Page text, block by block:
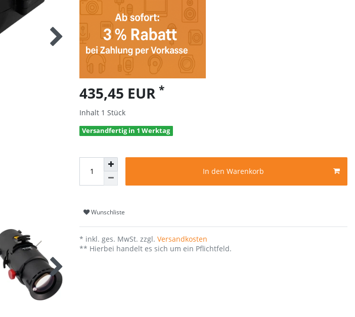
435,45 EUR *
Inhalt 1 Stück
Versandfertig in 1 Werktag
In den Warenkorb
Wunschliste
* inkl. ges. MwSt. zzgl. Versandkosten
** Hierbei handelt es sich um ein Pflichtfeld.